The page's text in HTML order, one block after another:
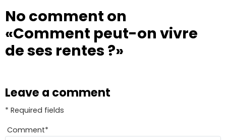
No comment on
«Comment peut-on vivre
de ses rentes ?»
Leave a comment
* Required fields
Comment*